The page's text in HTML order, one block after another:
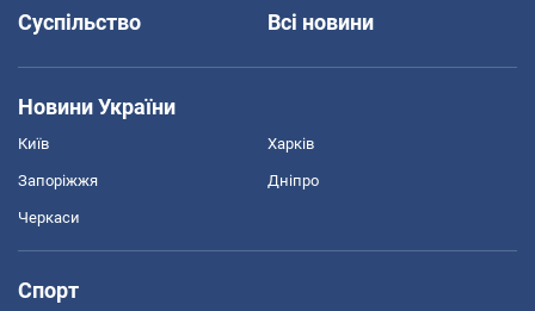
Суспільство
Всі новини
Новини України
Київ Харків
Запоріжжя Дніпро
Черкаси
Спорт